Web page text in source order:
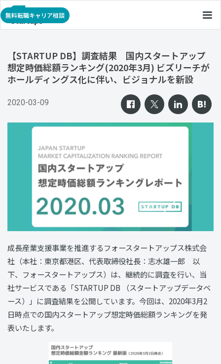
無料転職キャリア相談
【STARTUP DB】調査結果 国内スタートアップ
想定時価総額ランキング(2020年3月) ビズリーチが
ホールディングス化に伴い、ビジョナルを新設
2020-03-09
成長産業支援事業を推進するフォースタートアップス株式会
社（本社：東京都港区、代表取締役社長：志水雄一郎 以
下、フォースタートアップス）は、継続的に調査を行い、当
社サービスである「STARTUP DB （スタートアップデータベ
ース）」に調査結果を公開しています。今回は、2020年3月2
日時点での国内スタートアップ想定時価総額ランキングを発
表いたします。